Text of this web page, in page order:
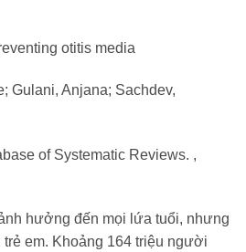
otitis media
Gulani, Anjana; Sachdev,
of Systematic Reviews. ,
hưởng đến mọi lứa tuổi, nhưng
em. Khoảng 164 triệu người